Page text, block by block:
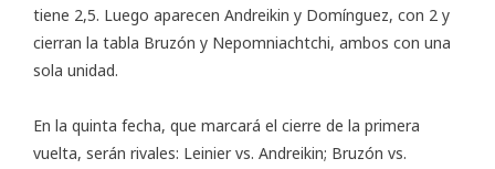
tiene 2,5. Luego aparecen Andreikin y Domínguez, con 2 y
cierran la tabla Bruzón y Nepomniachtchi, ambos con una
sola unidad.
En la quinta fecha, que marcará el cierre de la primera
vuelta, serán rivales: Leinier vs. Andreikin; Bruzón vs.